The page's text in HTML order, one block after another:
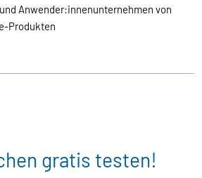
Anwender:innenunternehmen von
Produkten
gratis testen!